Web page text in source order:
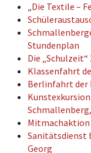
„Die Textile –
Stundenplan
Die „Schulzeit“
Klassenfahrt
Berlinfahrt der
Mitmachaktion
Sanitätsdienst
Georg